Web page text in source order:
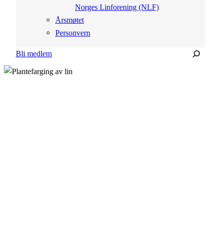
Norges Linforening (NLF)
Årsmøtet
Personvern
Bli medlem Søk